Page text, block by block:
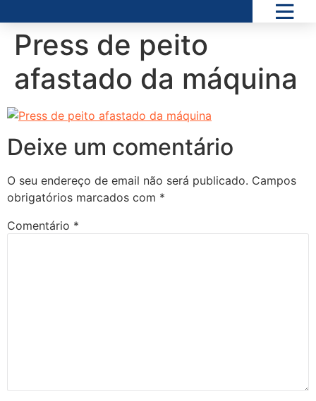
Press de peito
afastado da máquina
Deixe um comentário
O seu endereço de email não será publicado. Campos
obrigatórios marcados com *
Comentário *